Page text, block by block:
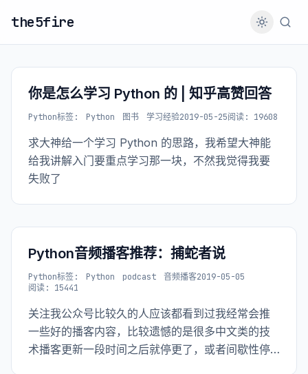
the5fire
你是怎么学习 Python 的 | 知乎高赞回答
Python标签: Python 图书 学习经验2019-05-25阅读: 19608
求大神给一个学习 Python 的思路，我希望大神能
给我讲解入门要重点学习那一块，不然我觉得我要
失败了
Python音频播客推荐：捕蛇者说
Python标签: Python podcast 音频播客2019-05-05
阅读: 15441
关注我公众号比较久的人应该都看到过我经常会推
一些好的播客内容，比较遗憾的是很多中文类的技
术播客更新一段时间之后就停更了，或者间歇性停